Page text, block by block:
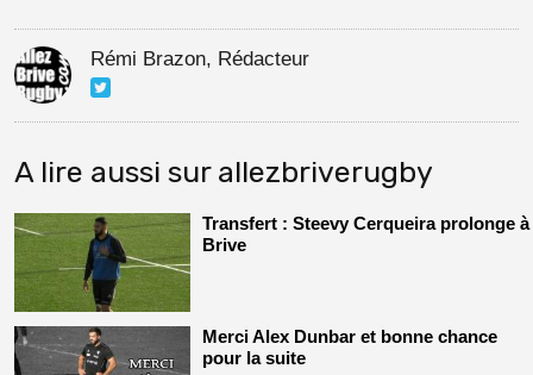
Rémi Brazon, Rédacteur
A lire aussi sur allezbriverugby
Transfert : Steevy Cerqueira prolonge à
Brive
Merci Alex Dunbar et bonne chance
pour la suite